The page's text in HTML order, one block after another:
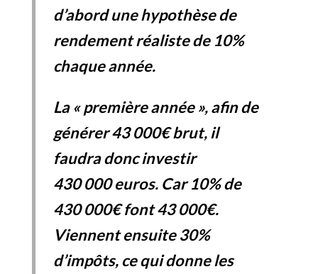
d’abord une hypothèse de
rendement réaliste de 10%
chaque année.
La « première année », afin de
générer 43 000€ brut, il
faudra donc investir
430 000 euros. Car 10% de
430 000€ font 43 000€.
Viennent ensuite 30%
d’impôts, ce qui donne les